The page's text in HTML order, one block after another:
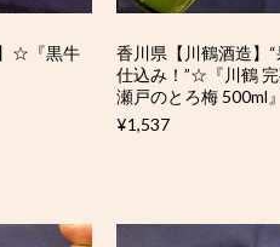
☆『黒牛
香川県【川鶴酒造】
仕込み！”☆『川鶴
瀬戸のとろ梅 500ml』
¥1,537